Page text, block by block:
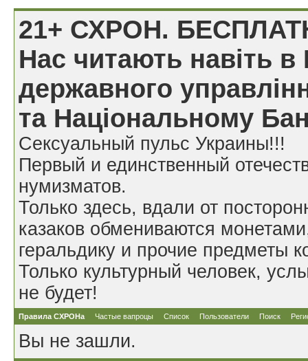
21+ СХРОН.
Нас читають навіть в
державного
та Національному
Сексуальный пульс Украины!!!
Первый и единственный
нумизматов.
Только здесь, вдали от
казаков обмениваются
геральдику и прочие предметы
Только культурный человек,
не будет!
Правила СХРОНа Частые вапроцы Список Пользователи Поиск
Вы не зашли.